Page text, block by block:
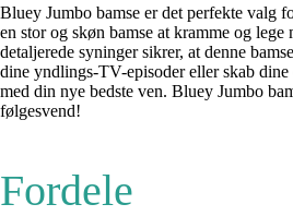
Bluey Jumbo bamse er det perfekte valg
en stor og skøn bamse at kramme og
detaljerede syninger sikrer, at denne
dine yndlings-TV-episoder eller skab
med din nye bedste ven. Bluey Jumbo
følgesvend!
Fordele